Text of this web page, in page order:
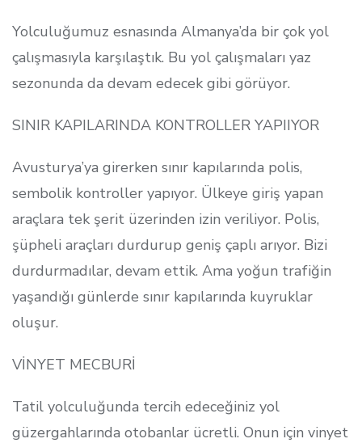
Yolculuğumuz esnasında Almanya’da bir çok yol
çalışmasıyla karşılaştık. Bu yol çalışmaları yaz
sezonunda da devam edecek gibi görüyor.
SINIR KAPILARINDA KONTROLLER YAPIIYOR
Avusturya’ya girerken sınır kapılarında polis,
sembolik kontroller yapıyor. Ülkeye giriş yapan
araçlara tek şerit üzerinden izin veriliyor. Polis,
şüpheli araçları durdurup geniş çaplı arıyor. Bizi
durdurmadılar, devam ettik. Ama yoğun trafiğin
yaşandığı günlerde sınır kapılarında kuyruklar
oluşur.
VİNYET MECBURİ
Tatil yolculuğunda tercih edeceğiniz yol
güzergahlarında otobanlar ücretli. Onun için vinyet